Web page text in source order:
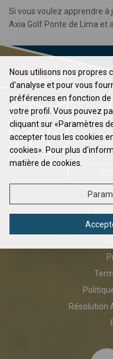
Si vous voulez apprendre à
Axia Golf Ponte de Lima et
À
Résolution
Nous utilisons nos propres
d'analyse et pour vous
préférences en fonction
votre profil. Vous pouvez
cliquant sur «Paramètres
accepter tous les cookies
cookies». Pour plus
matière de cookies.